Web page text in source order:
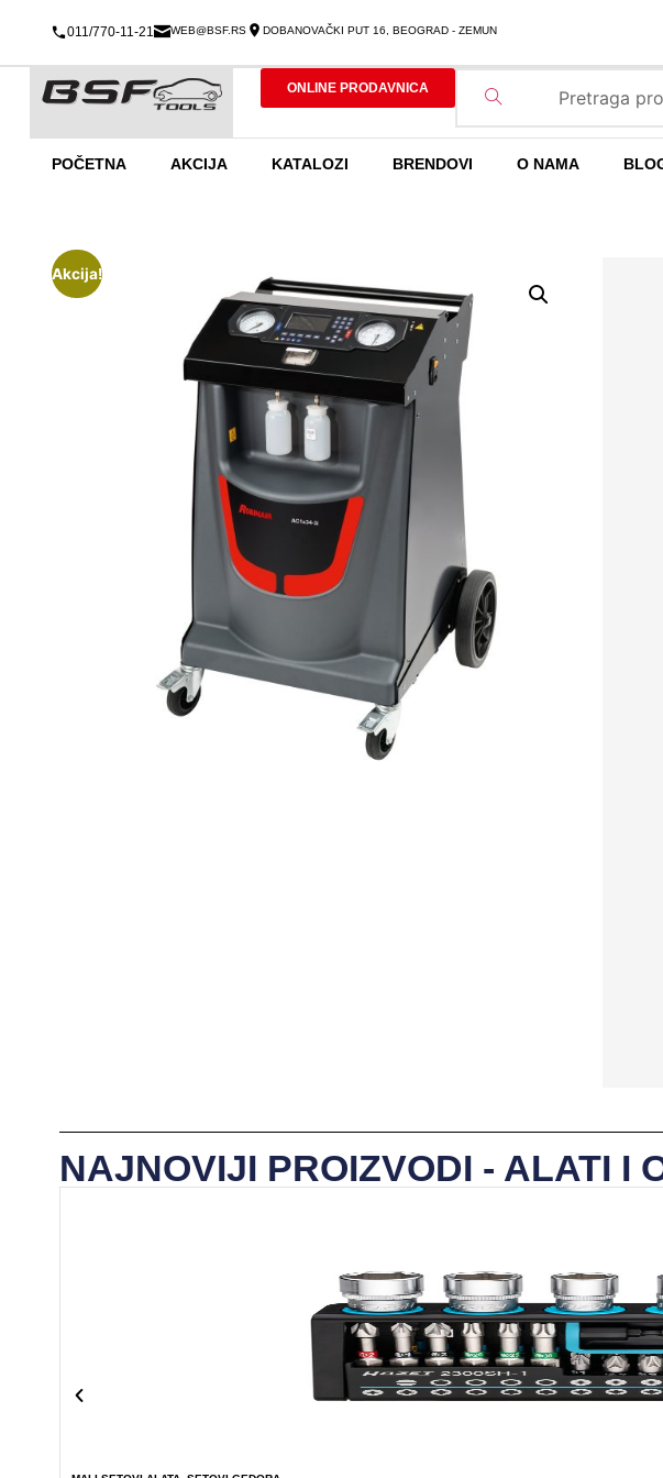
011/770-11-21 WEB@BSF.RS DOBANOVAČKI PUT 16, BEOGRAD - ZEMUN
ONLINE PRODAVNICA
POČETNA AKCIJA KATALOZI BRENDOVI O NAMA
Akcija!
NAJNOVIJI PROIZVODI - ALATI I